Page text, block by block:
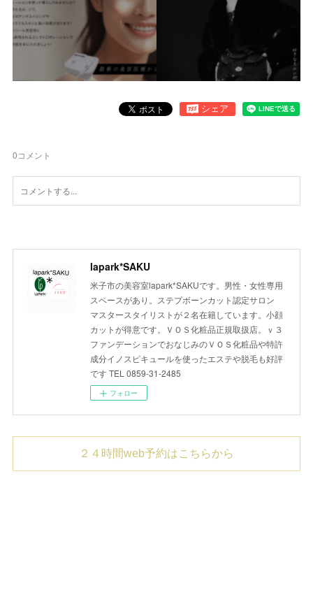
0コメント
lapark*SAKU
米子市の美容室lapark*SAKUです。男性・女性専用
スペースがあり。ステプボーンカット認定サロン
マスタースタイリストが２名在籍しています。小顔
カットが得意です。ＶＯＳ化粧品正規取扱店。ｖ３
ファンデーションでおなじみのＶＯＳ化粧品や特許
成分イノスピキュールを使ったエステや脱毛も好評
です TEL 0859-31-2485
フォロー
２４時間web予約はこちらから